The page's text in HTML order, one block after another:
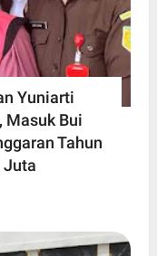
Yuniarti
Masuk Bui
Tahun
Juta